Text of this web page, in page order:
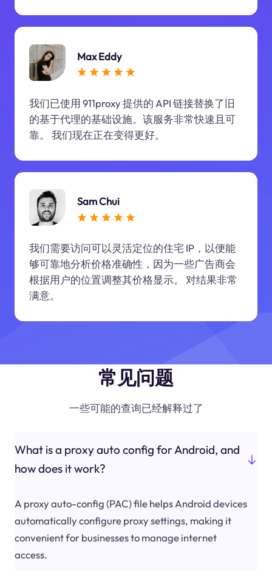
Max Eddy
我们已使用 911proxy 提供的 API 链接替换了旧
的基于代理的基础设施。该服务非常快速且可
靠。 我们现在正在变得更好。
Sam Chui
我们需要访问可以灵活定位的住宅 IP，以便能
够可靠地分析价格准确性，因为一些广告商会
根据用户的位置调整其价格显示。 对结果非常
满意。
常见问题
一些可能的查询已经解释过了
What is a proxy auto config for Android, and
how does it work?
A proxy auto-config (PAC) file helps Android devices
automatically configure proxy settings, making it
convenient for businesses to manage internet
access.